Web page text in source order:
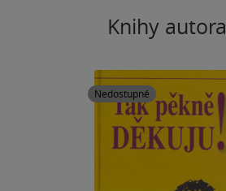
Knihy autora
Nedostupné